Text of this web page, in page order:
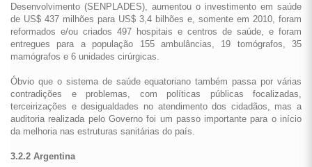
Desenvolvimento (SENPLADES), aumentou o investimento em saúde
de US$ 437 milhões para US$ 3,4 bilhões e, somente em 2010, foram
reformados e/ou criados 497 hospitais e centros de saúde, e foram
entregues para a população 155 ambulâncias, 19 tomógrafos, 35
mamógrafos e 6 unidades cirúrgicas.
Óbvio que o sistema de saúde equatoriano também passa por várias
contradições e problemas, com políticas públicas focalizadas,
terceirizações e desigualdades no atendimento dos cidadãos, mas a
auditoria realizada pelo Governo foi um passo importante para o início
da melhoria nas estruturas sanitárias do país.
3.2.2 Argentina